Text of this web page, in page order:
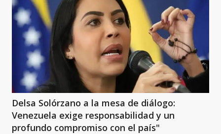
Delsa Solórzano a la mesa de diálogo:
Venezuela exige responsabilidad y un
profundo compromiso con el país"